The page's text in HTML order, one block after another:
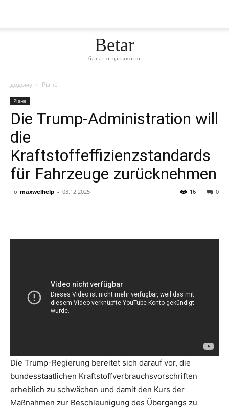
Betar
багато цікавого
додому Різне
Різне
Die Trump-Administration will
die
Kraftstoffeffizienzstandards
für Fahrzeuge zurücknehmen
по maxwelhelp - 03.12.2025 0
16
Die Trump-Regierung bereitet sich darauf vor, die
bundesstaatlichen Kraftstoffverbrauchsvorschriften
erheblich zu schwächen und damit den Kurs der
Maßnahmen zur Beschleunigung des Übergangs zu